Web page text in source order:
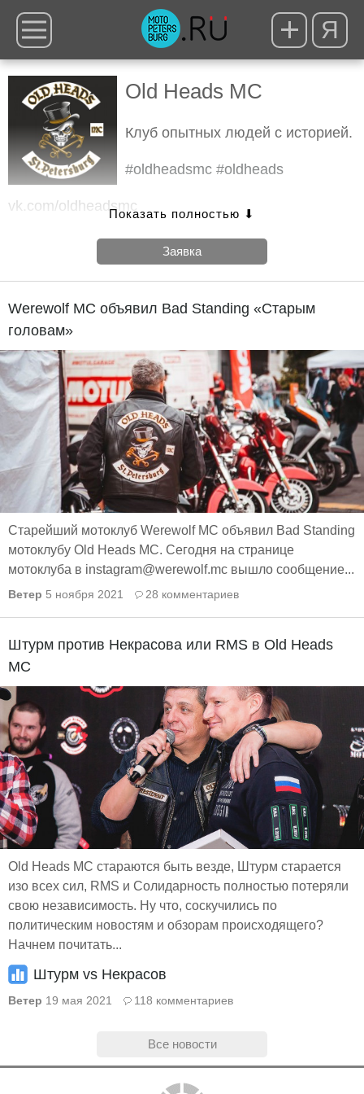
Я
Old Heads MC
Клуб опытных людей с историей.
#oldheadsmc #oldheads
vk.com/oldheadsmc
и#oldheads
Заявка
Werewolf MC объявил Bad Standing «Старым
головам»
Старейший мотоклуб Werewolf MC объявил Bad Standing
мотоклубу Old Heads MC. Сегодня на странице
мотоклуба в instagram@werewolf.mc вышло сообщение...
Ветер 5 ноября 2021 28 комментариев
Штурм против Некрасова или RMS в Old Heads
MC
Old Heads MC стараются быть везде, Штурм старается
изо всех сил, RMS и Солидарность полностью потеряли
свою независимость. Ну что, соскучились по
политическим новостям и обзорам происходящего?
Начнем почитать...
Штурм vs Некрасов
Ветер 19 мая 2021 118 комментариев
Все новости